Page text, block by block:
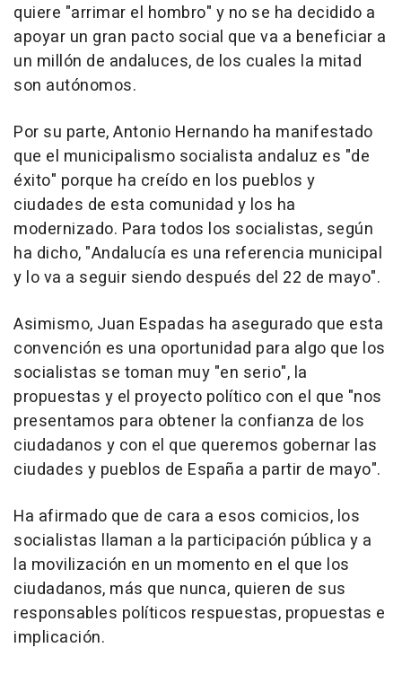
quiere "arrimar el hombro" y no se ha decidido a
apoyar un gran pacto social que va a beneficiar a
un millón de andaluces, de los cuales la mitad
son autónomos.
Por su parte, Antonio Hernando ha manifestado
que el municipalismo socialista andaluz es "de
éxito" porque ha creído en los pueblos y
ciudades de esta comunidad y los ha
modernizado. Para todos los socialistas, según
ha dicho, "Andalucía es una referencia municipal
y lo va a seguir siendo después del 22 de mayo".
Asimismo, Juan Espadas ha asegurado que esta
convención es una oportunidad para algo que los
socialistas se toman muy "en serio", la
propuestas y el proyecto político con el que "nos
presentamos para obtener la confianza de los
ciudadanos y con el que queremos gobernar las
ciudades y pueblos de España a partir de mayo".
Ha afirmado que de cara a esos comicios, los
socialistas llaman a la participación pública y a
la movilización en un momento en el que los
ciudadanos, más que nunca, quieren de sus
responsables políticos respuestas, propuestas e
implicación.